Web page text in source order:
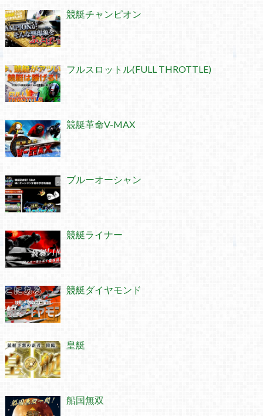
競艇チャンピオン
フルスロットル(FULL THROTTLE)
競艇革命V-MAX
ブルーオーシャン
競艇ライナー
競艇ダイヤモンド
皇艇
船国無双